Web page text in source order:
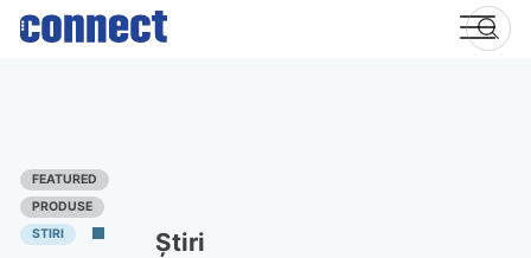
Skip
FEATURED
PRODUSE
STIRI
Știri